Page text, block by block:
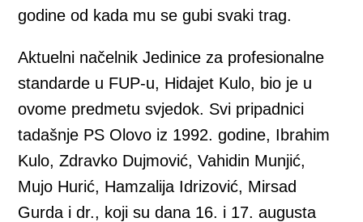
godine od kada mu se gubi svaki trag.
Aktuelni načelnik Jedinice za profesionalne
standarde u FUP-u, Hidajet Kulo, bio je u
ovome predmetu svjedok. Svi pripadnici
tadašnje PS Olovo iz 1992. godine, Ibrahim
Kulo, Zdravko Dujmović, Vahidin Munjić,
Mujo Hurić, Hamzalija Idrizović, Mirsad
Gurda i dr., koji su dana 16. i 17. augusta